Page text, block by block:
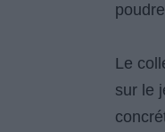
Le
sur le